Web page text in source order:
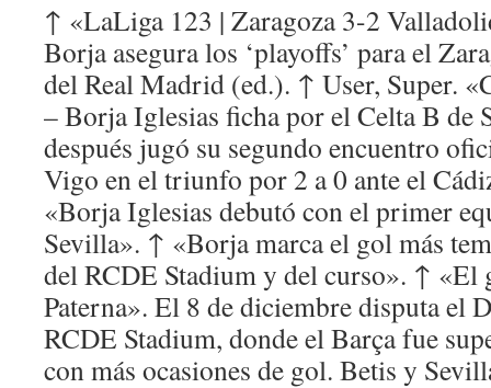
↑ «LaLiga 123 | Zaragoza 3-2
Borja asegura los ‘playoffs’ para el
del Real Madrid (ed.). ↑ User, Super.
– Borja Iglesias ficha por el Celta B de
después jugó su segundo encuentro
Vigo en el triunfo por 2 a 0 ante el
«Borja Iglesias debutó con el primer
Sevilla». ↑ «Borja marca el gol más
del RCDE Stadium y del curso». ↑ «El
Paterna». El 8 de diciembre disputa el
RCDE Stadium, donde el Barça fue
con más ocasiones de gol. Betis y